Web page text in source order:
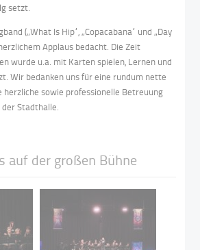
setzt.
(„What Is Hip“, „Copacabana“ und „Day
Applaus bedacht. Die Zeit
wurde u.a. mit Karten spielen, Lernen und
Wir bedanken uns für eine rundum nette
herzliche sowie professionelle Betreuung
Stadthalle.
auf der großen Bühne